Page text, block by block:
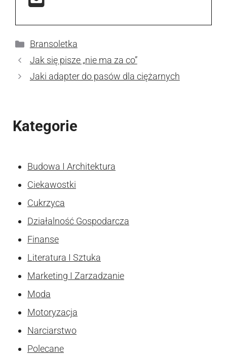
Kategorie
Bransoletka
Jak się pisze „nie ma za co”
Jaki adapter do pasów dla ciężarnych
Kategorie
Budowa I Architektura
Ciekawostki
Cukrzyca
Działalność Gospodarcza
Finanse
Literatura I Sztuka
Marketing I Zarzadzanie
Moda
Motoryzacja
Narciarstwo
Polecane